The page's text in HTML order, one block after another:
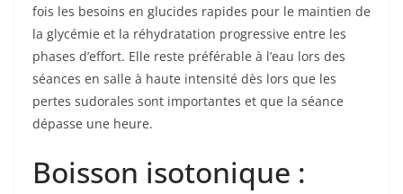
fois les besoins en glucides rapides pour le maintien de
la glycémie et la réhydratation progressive entre les
phases d’effort. Elle reste préférable à l’eau lors des
séances en salle à haute intensité dès lors que les
pertes sudorales sont importantes et que la séance
dépasse une heure.
Boisson isotonique :